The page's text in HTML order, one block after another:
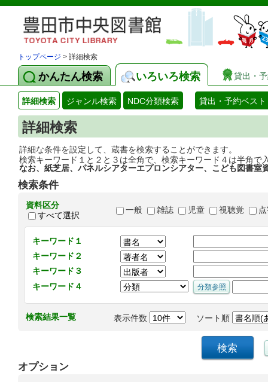
トップページ > 詳細検索
かんたん検索 いろいろ検索 貸出・
詳細検索 ジャンル検索 NDC分類検索 貸出・予約ベスト
詳細検索
詳細な条件を設定して、蔵書を検索することができます。
検索キーワード１と２と３は全角で、検索キーワード４は半角で
なお、紙芝居、パネルシアターエプロンシアター、こども図書室
検索条件
資料区分
すべて選択
一般 雑誌 児童 視聴覚
キーワード１
キーワード２
キーワード３
キーワード４
検索結果一覧 表示件数 ソート順
オプション